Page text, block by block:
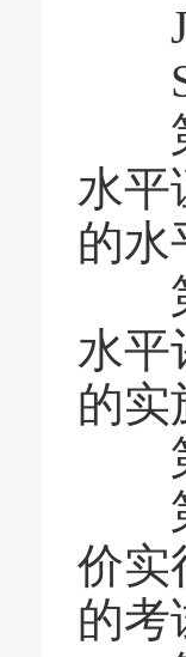
第
水平
的水
第
水平
的实
第
第
价实
的考